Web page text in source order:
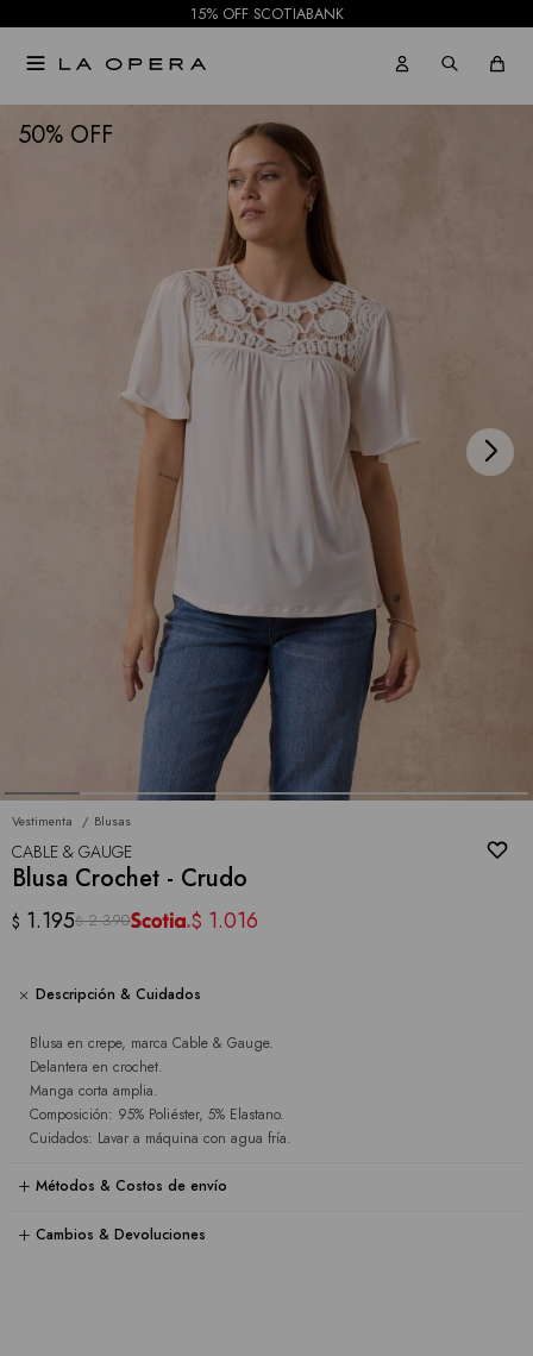
15% OFF SCOTIABANK

50
Vestimenta Blusas
CABLE & GAUGE
Blusa Crochet - Crudo
$ 1.195$ 2.390 $ 1.016
Descripción & Cuidados
Blusa en crepe, marca Cable & Gauge.
Delantera en crochet.
Manga corta amplia.
Composición: 95% Poliéster, 5% Elastano.
Cuidados: Lavar a máquina con agua fría.
Métodos & Costos de envío
Cambios & Devoluciones
NOTIFICARME